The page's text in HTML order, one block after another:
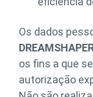
Os dados
os fins a que
autorização